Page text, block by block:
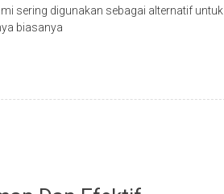
sering digunakan sebagai alternatif untuk
biasanya